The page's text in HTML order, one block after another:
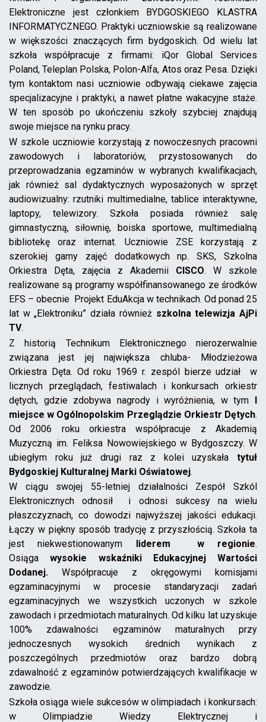
Elektroniczne jest członkiem BYDGOSKIEGO KLASTRA
INFORMATYCZNEGO. Praktyki uczniowskie są realizowane
w większości znaczących firm bydgoskich. Od wielu lat
szkoła współpracuje z firmami: iQor Global Services
Poland, Teleplan Polska, Polon-Alfa, Atos oraz Pesa. Dzięki
tym kontaktom nasi uczniowie odbywają ciekawe zajęcia
specjalizacyjne i praktyki, a nawet płatne wakacyjne staże.
W ten sposób po ukończeniu szkoły szybciej znajdują
swoje miejsce na rynku pracy.
W szkole uczniowie korzystają z nowoczesnych pracowni
zawodowych i laboratoriów, przystosowanych do
przeprowadzania egzaminów w wybranych kwalifikacjach,
jak również sal dydaktycznych wyposażonych w sprzęt
audiowizualny: rzutniki multimedialne, tablice interaktywne,
laptopy, telewizory. Szkoła posiada również salę
gimnastyczną, siłownię, boiska sportowe, multimedialną
bibliotekę oraz internat. Uczniowie ZSE korzystają z
szerokiej gamy zajęć dodatkowych np. SKS, Szkolna
Orkiestra Dęta, zajęcia z Akademii CISCO. W szkole
realizowane są programy współfinansowanego ze środków
EFS – obecnie Projekt EduAkcja w technikach. Od ponad 25
lat w „Elektroniku” działa również szkolna telewizja AjPi
TV.
Z historią Technikum Elektronicznego nierozerwalnie
związana jest jej największa chluba- Młodzieżowa
Orkiestra Dęta. Od roku 1969 r. zespól bierze udział w
licznych przeglądach, festiwalach i konkursach orkiestr
dętych, gdzie zdobywa nagrody i wyróżnienia, w tym I
miejsce w Ogólnopolskim Przeglądzie Orkiestr Dętych.
Od 2006 roku orkiestra współpracuje z Akademią
Muzyczną im. Feliksa Nowowiejskiego w Bydgoszczy. W
ubiegłym roku już drugi raz z kolei uzyskała tytuł
Bydgoskiej Kulturalnej Marki Oświatowej.
W ciągu swojej 55-letniej działalności Zespół Szkól
Elektronicznych odnosił i odnosi sukcesy na wielu
płaszczyznach, co dowodzi najwyższej jakości edukacji.
Łączy w piękny sposób tradycję z przyszłością. Szkoła ta
jest niekwestionowanym
liderem w regionie.
Osiągawysokie wskaźniki Edukacyjnej Wartości
Dodanej. Współpracuje z okręgowymi komisjami
egzaminacyjnymi w procesie standaryzacji zadań
egzaminacyjnych we wszystkich uczonych w szkole
zawodach i przedmiotach maturalnych. Od kilku lat uzyskuje
100% zdawalności egzaminów maturalnych przy
jednoczesnych wysokich średnich wynikach z
poszczególnych przedmiotów oraz bardzo dobrą
zdawalność z egzaminów potwierdzających kwalifikacje w
zawodzie.
Szkoła osiąga wiele sukcesów w olimpiadach i konkursach:
w Olimpiadzie Wiedzy Elektrycznej i